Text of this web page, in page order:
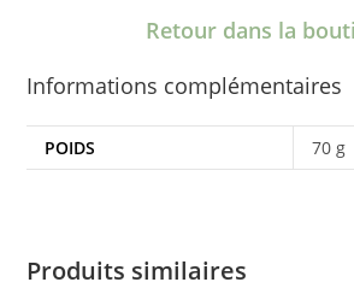
Retour dans la
Informations complémentaires
POIDS 70 g
Produits similaires